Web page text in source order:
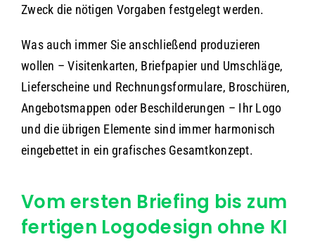
Zweck die nötigen Vorgaben festgelegt werden.
Was auch immer Sie anschließend produzieren
wollen – Visitenkarten, Briefpapier und Umschläge,
Lieferscheine und Rechnungsformulare, Broschüren,
Angebotsmappen oder Beschilderungen – Ihr Logo
und die übrigen Elemente sind immer harmonisch
eingebettet in ein grafisches Gesamtkonzept.
Vom ersten Briefing bis zum
fertigen Logodesign ohne KI